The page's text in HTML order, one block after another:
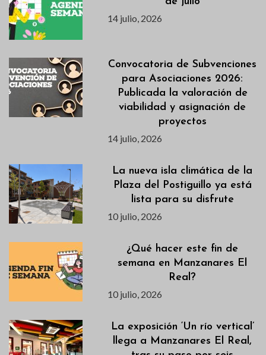
14 julio, 2026
Convocatoria de Subvenciones
para Asociaciones 2026:
Publicada la valoración de
viabilidad y asignación de
proyectos
14 julio, 2026
La nueva isla climática de la
Plaza del Postiguillo ya está
lista para su disfrute
10 julio, 2026
¿Qué hacer este fin de
semana en Manzanares El
Real?
10 julio, 2026
La exposición ‘Un río vertical’
llega a Manzanares El Real,